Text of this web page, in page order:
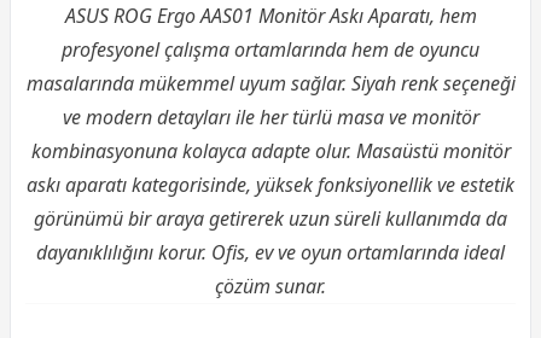
ASUS ROG Ergo AAS01 Monitör Askı Aparatı, hem
profesyonel çalışma ortamlarında hem de oyuncu
masalarında mükemmel uyum sağlar. Siyah renk seçeneği
ve modern detayları ile her türlü masa ve monitör
kombinasyonuna kolayca adapte olur. Masaüstü monitör
askı aparatı kategorisinde, yüksek fonksiyonellik ve estetik
görünümü bir araya getirerek uzun süreli kullanımda da
dayanıklılığını korur. Ofis, ev ve oyun ortamlarında ideal
çözüm sunar.